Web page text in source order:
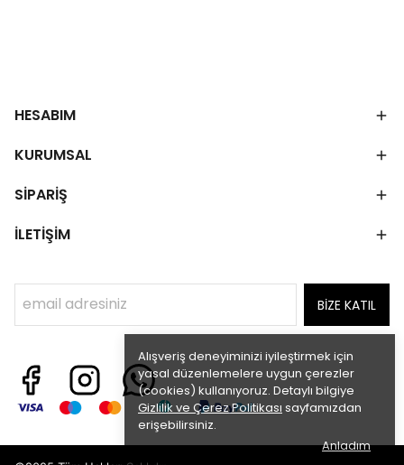
Alışveriş deneyiminizi iyileştirmek için
yasal düzenlemelere uygun çerezler
(cookies) kullanıyoruz. Detaylı bilgiye
Gizlilik ve Çerez Politikası sayfamızdan
erişebilirsiniz.
Anladım
HESABIM
KURUMSAL
SİPARİŞ
İLETİŞİM
BİZE KATIL